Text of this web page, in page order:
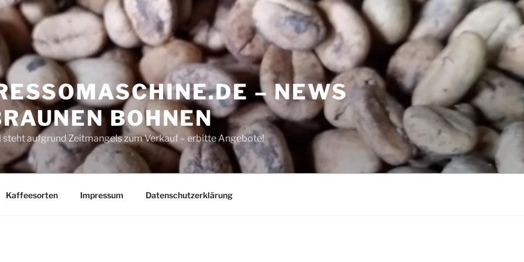
– NEWS
BOHNEN
aufgrund Zeitmangels zum Verkauf – erbitte Angebote!
Kaffeesorten Impressum Datenschutzerklärung